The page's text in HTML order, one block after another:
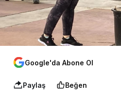
Google'da Abone Ol
Paylaş Beğen